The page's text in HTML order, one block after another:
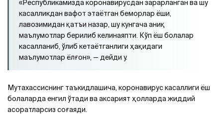
«Республикамизда коронавирусдан зарарланган ва шу
касалликдан вафот этаётган беморлар ёши,
лавозимидан қатъи назар, шу кунгача аниқ
маълумотлар берилиб келинаяпти. Кўп ёш болалар
касалланиб, ўлиб кетаётганлиги ҳақидаги
маълумотлар ёлғон», — дейди у.
Мутахассиснинг таъкидлашича, коронавирус касаллиги ёш
болаларда енгил ўтади ва аксарият ҳолларда жиддий
асоратларсиз соғаяди.